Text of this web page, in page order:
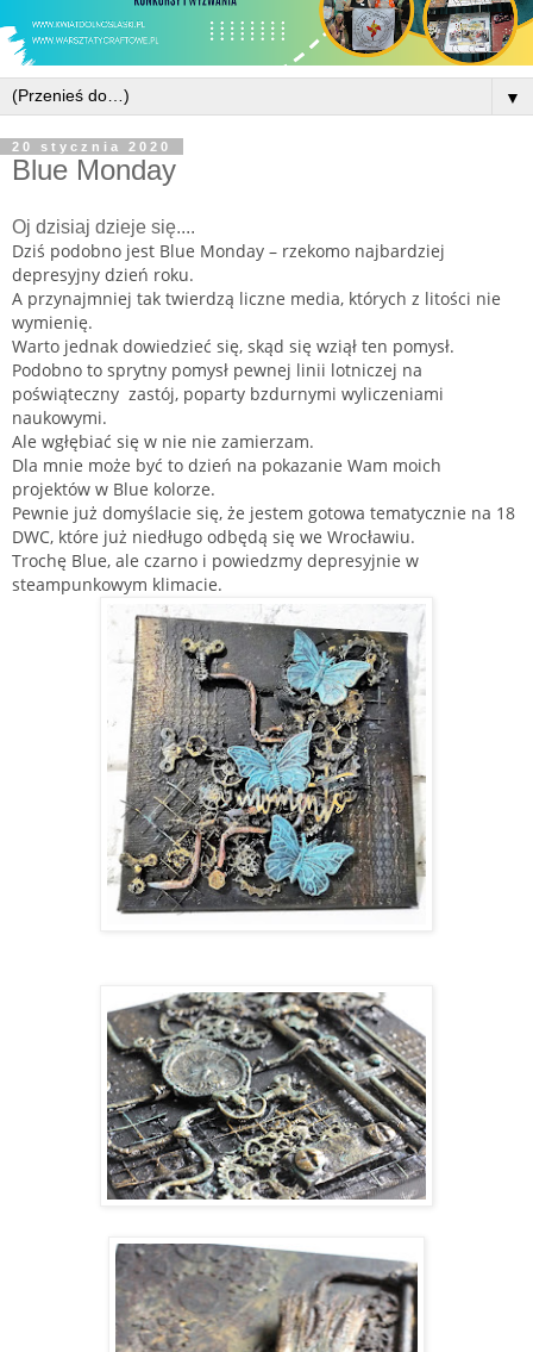
▼
20 stycznia 2020
Blue Monday
Oj dzisiaj dzieje się....
Dziś podobno jest Blue Monday – rzekomo najbardziej
depresyjny dzień roku.
A przynajmniej tak twierdzą liczne media, których z litości nie
wymienię.
Warto jednak dowiedzieć się, skąd się wziął ten pomysł.
Podobno to sprytny pomysł pewnej linii lotniczej na
poświąteczny zastój, poparty bzdurnymi wyliczeniami
naukowymi.
Ale wgłębiać się w nie nie zamierzam.
Dla mnie może być to dzień na pokazanie Wam moich
projektów w Blue kolorze.
Pewnie już domyślacie się, że jestem gotowa tematycznie na 18
DWC, które już niedługo odbędą się we Wrocławiu.
Trochę Blue, ale czarno i powiedzmy depresyjnie w
steampunkowym klimacie.